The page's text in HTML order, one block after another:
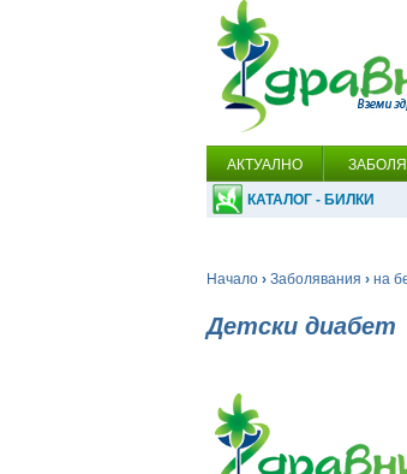
АКТУАЛНО
КАТАЛОГ - БИЛКИ
Начало › Заболявания › на
Детски диабет